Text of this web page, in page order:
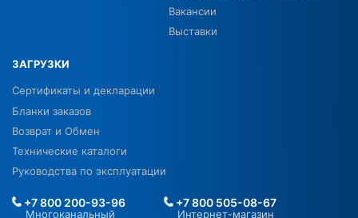
Вакансии
Выставки
ЗАГРУЗКИ
Сертификаты и декларации
Бланки заказов
Возврат и Обмен
Технические каталоги
Руководства по эксплуатации
+7 800 200-93-96
Многоканальный
+7 800 505-08-67
Интернет-магазин